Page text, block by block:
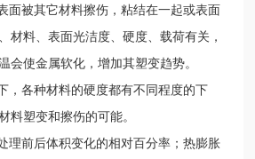
面被其它材料擦伤，粘结在一起或表面
材料、表面光洁度、硬度、载荷有关，
会使金属软化，增加其塑变趋势。
，各种材料的硬度都有不同程度的下
料塑变和擦伤的可能。
理前后体积变化的相对百分率；热膨胀